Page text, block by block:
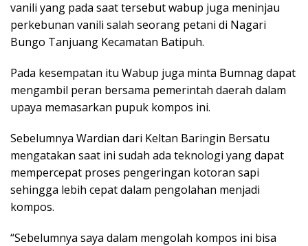
vanili yang pada saat tersebut wabup juga meninjau
perkebunan vanili salah seorang petani di Nagari
Bungo Tanjuang Kecamatan Batipuh.
Pada kesempatan itu Wabup juga minta Bumnag dapat
mengambil peran bersama pemerintah daerah dalam
upaya memasarkan pupuk kompos ini.
Sebelumnya Wardian dari Keltan Baringin Bersatu
mengatakan saat ini sudah ada teknologi yang dapat
mempercepat proses pengeringan kotoran sapi
sehingga lebih cepat dalam pengolahan menjadi
kompos.
“Sebelumnya saya dalam mengolah kompos ini bisa